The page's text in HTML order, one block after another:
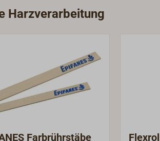
Harzverarbeitung
Farbrührstäbe